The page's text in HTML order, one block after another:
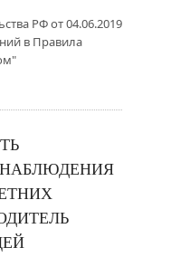
РФ от 04.06.2019
в Правила